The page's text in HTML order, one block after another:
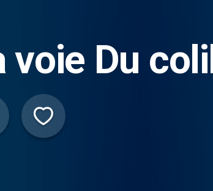
voie Du